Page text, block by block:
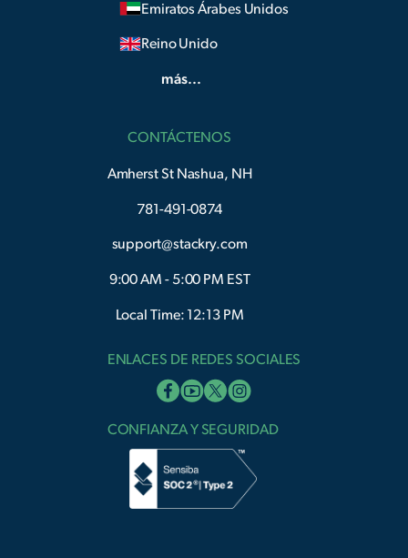
Emiratos Árabes Unidos
Reino Unido
más...
CONTÁCTENOS
Amherst St Nashua, NH
781-491-0874
support@stackry.com
9:00 AM - 5:00 PM EST
Local Time: 12:13 PM
ENLACES DE REDES SOCIALES
CONFIANZA Y SEGURIDAD